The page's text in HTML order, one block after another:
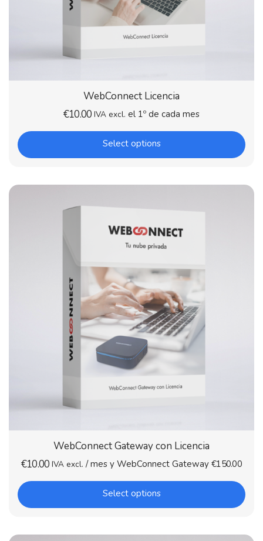
WebConnect Licencia
€10.00 IVA excl. el 1º de cada mes
Select options
WebConnect Gateway con Licencia
€10.00 IVA excl. / mes y WebConnect Gateway€150.00
Select options